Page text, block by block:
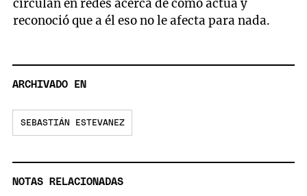
circulan en redes acerca de cómo actúa y
reconoció que a él eso no le afecta para nada.
ARCHIVADO EN
SEBASTIÁN ESTEVANEZ
NOTAS RELACIONADAS